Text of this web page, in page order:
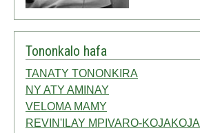
Tononkalo hafa
TANATY TONONKIRA
NY ATY AMINAY
VELOMA MAMY
REVIN'ILAY MPIVARO-KOJAKOJA